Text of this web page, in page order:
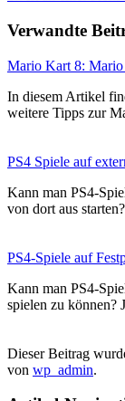
Verwandte
Mario Kart 8:
In diesem Artikel
weitere Tipps zur
PS4 Spiele auf
Kann man PS4-
von dort aus
PS4-Spiele auf
Kann man PS4-
spielen zu können?
Dieser Beitrag
von wp_admin.